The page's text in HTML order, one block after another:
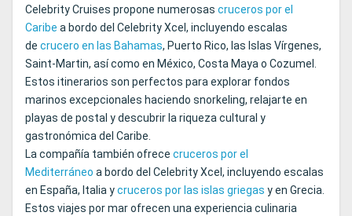
Celebrity Cruises propone numerosas cruceros por el
Caribe a bordo del Celebrity Xcel, incluyendo escalas
de crucero en las Bahamas, Puerto Rico, las Islas Vírgenes,
Saint-Martin, así como en México, Costa Maya o Cozumel.
Estos itinerarios son perfectos para explorar fondos
marinos excepcionales haciendo snorkeling, relajarte en
playas de postal y descubrir la riqueza cultural y
gastronómica del Caribe.
La compañía también ofrece cruceros por el
Mediterráneo a bordo del Celebrity Xcel, incluyendo escalas
en España, Italia ycruceros por las islas griegas y en Grecia.
Estos viajes por mar ofrecen una experiencia culinaria